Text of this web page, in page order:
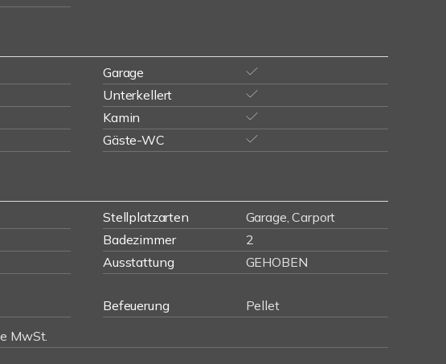
Garage
Unterkellert
Kamin
Gäste-WC
Stellplatzarten
Garage, Carport
Badezimmer
2
Ausstattung
GEHOBEN
Befeuerung
Pellet
MwSt.